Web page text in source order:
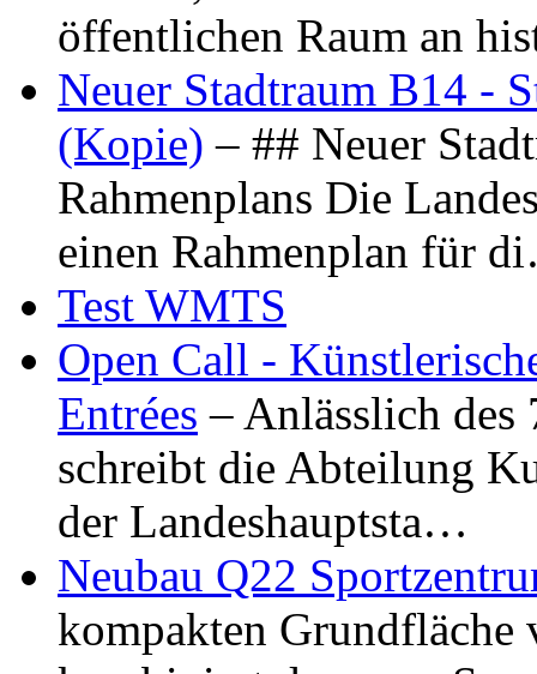
öffentlichen Raum an
Neuer Stadtraum B14 -
(Kopie) – ## Neuer
Rahmenplans Die
einen Rahmenplan für
Test WMTS
Open Call -
Entrées – Anlässlich
schreibt die Abteilung
der Landeshauptsta…
Neubau Q22
kompakten Grundfläche